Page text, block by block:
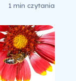
1 min czytania